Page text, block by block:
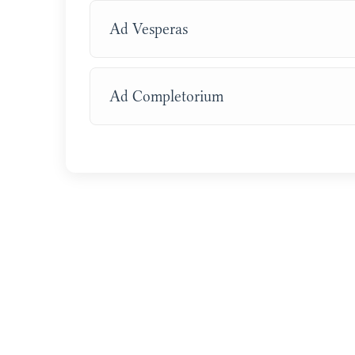
Ad Vesperas
Ad Completorium